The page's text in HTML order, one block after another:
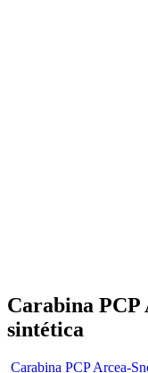
Carabina PCP
sintética
Carabina PCP Arcea-